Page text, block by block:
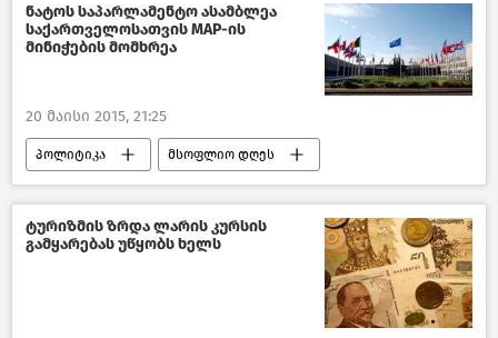
ნატოს საპარლამენტო ასამბლეა
საქართველოსათვის MAP-ის
მინიჭების მომხრეა
20 მაისი 2015, 21:25
პოლიტიკა მსოფლიო დღეს
საქართველო
ტურიზმის ზრდა ლარის კურსის
გამყარებას უწყობს ხელს